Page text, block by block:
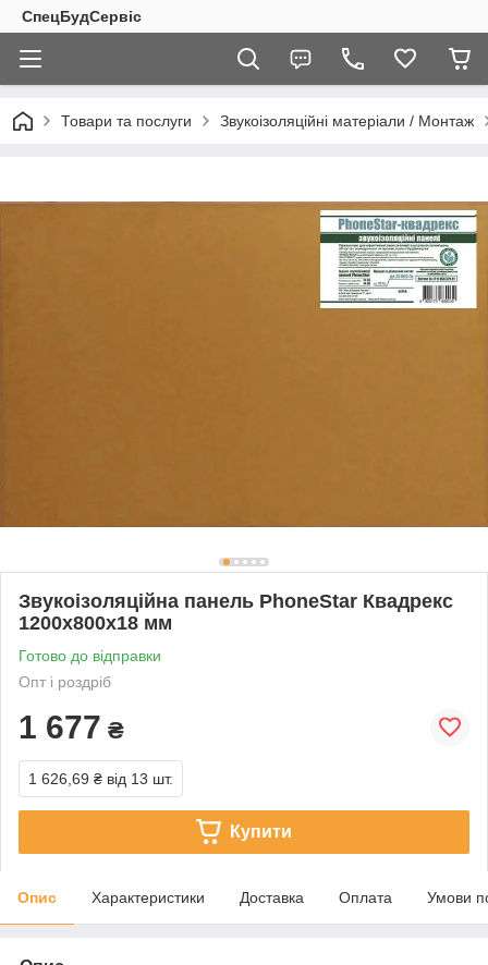
СпецБудСервіс
Товари та послуги Звукоізоляційні матеріали / Монтаж
Звукоізоляційна панель PhoneStar Квадрекс
1200х800х18 мм
Готово до відправки
Опт і роздріб
1 677 ₴
1 626,69 ₴ від 13 шт.
Купити
Опис Характеристики Доставка Оплата Умови